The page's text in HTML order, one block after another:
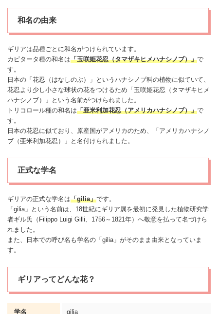
和名の由来
ギリアは品種ごとに和名がつけられています。
カピタータ種の和名は「玉咲姫花忍（タマザキヒメハナシノブ）」で
す。
日本の「花忍（はなしのぶ）」というハナシノブ科の植物に似ていて、
花忍より少し小さな球状の花をつけるため「玉咲姫花忍（タマザキヒメ
ハナシノブ）」という名前がつけられました。
トリコロール種の和名は「亜米利加花忍（アメリカハナシノブ）」で
す。
日本の花忍に似ており、原産国がアメリカのため、「アメリカハナシノ
ブ（亜米利加花忍）」と名付けられました。
正式な学名
ギリアの正式な学名は「gilia」です。
「gilia」という名前は、18世紀にギリア属を最初に発見した植物研究学
者ギル氏（Filippo Luigi Gilli、1756～1821年）へ敬意を払って名づけら
れました。
また、日本での呼び名も学名の「gilia」がそのまま由来となっていま
す。
ギリアってどんな花？
学名 gilia